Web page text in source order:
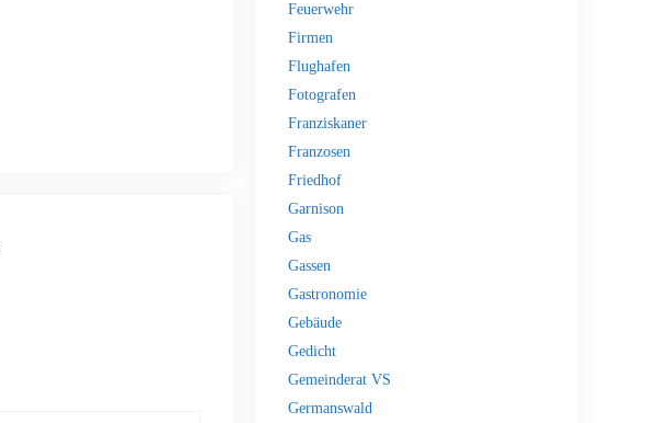
Feuerwehr
Firmen
Flughafen
Fotografen
Franziskaner
Franzosen
Friedhof
Garnison
Gas
Gassen
Gastronomie
Gebäude
Gedicht
Gemeinderat VS
Germanswald